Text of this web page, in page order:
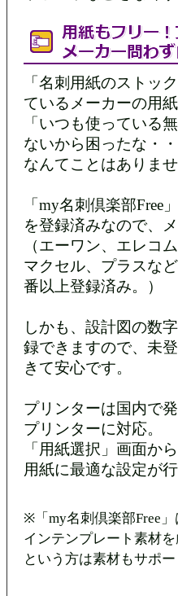
「名刺用紙のストッ
ているメーカーの用
「いつも使っている
ないから困ったな・・
なんてことはありま
「my名刺倶楽部
を登録済みなので、
（エーワン、エレコ
マクセル、プラスな
番以上登録済み。）
しかも、設計図の数
録できますので、未
きて安心です。
プリンターは国内で
プリンターに対応。
「用紙選択」画面か
用紙に最適な設定が行
※「my名刺倶楽部Free
インテンプレート素材
という方は素材もサポ